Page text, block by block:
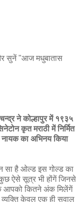
सुनें "आज मधुबातास
ने कोल्हापुर में १९३५
कृत मराठी में निर्मित
नायक का अभिनय किया
सा है ओल्ड इस गोल्ड का
ऐसे सूत्र भी होंगें जिनसे
आपको कितने अंक मिलेंगें
केवल एक ही सवाल